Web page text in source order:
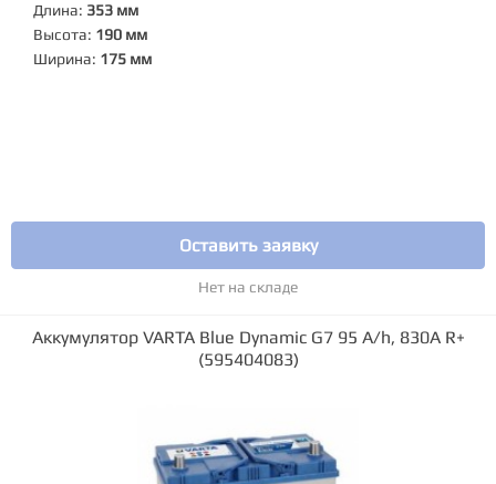
Длина: 353 мм
Высота: 190 мм
Ширина: 175 мм
Оставить заявку
Нет на складе
Аккумулятор VARTA Blue Dynamic G7 95 А/h, 830А R+
(595404083)